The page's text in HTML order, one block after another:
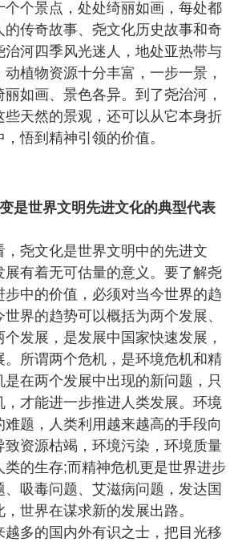
个个景点，处处绮丽如画，每处都
的传奇故事、尧文化历史故事和奇
治河四季风光迷人，地处亚热带与
植物资源十分丰富，一步一景，
如画、景色各异。到了尧治河，
些天然的景观，还可以从它本身折
悟到精神引领的价值。
是世界文明先进文化的典型代表
，尧文化是世界文明中的先进文
展有着无可估量的意义。要了解尧
步中的价值，必须对当今世界的趋
界的趋势可以概括为两个发展、
发展，是发展中国家快速发展，
。所谓两个危机，是环境危机和精
在两个发展中出现的新问题，只
，才能进一步推进人类发展。环境
题，人类利用越来越高的手段向
致资源枯竭，环境污染，环境质量
类的生存;而精神危机更是世界进步
、吸毒问题、艾滋病问题，发达国
世界在谋求新的发展出路。
越多的国内外有识之士，把目光移